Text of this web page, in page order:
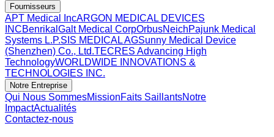
Fournisseurs
APT Medical IncARGON MEDICAL DEVICES
INCBenrikal Galt Medical CorpOrbusNeichPajunk Medical
Systems L.P.SIS MEDICAL AGSunny Medical Device
(Shenzhen) Co., Ltd.TECRES Advancing High
TechnologyWORLDWIDE INNOVATIONS &
TECHNOLOGIES INC.
Notre Entreprise
Qui Nous SommesMissionFaits SaillantsNotre
ImpactActualités
Contactez-nous